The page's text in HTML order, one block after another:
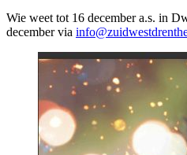
Wie weet tot 16 december a.s. in
december via